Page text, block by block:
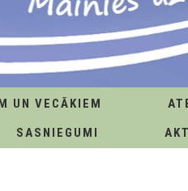
UN VECĀKIEM
SASNIEGUMI